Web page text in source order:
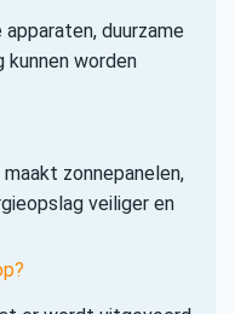
duurzame
worden
zonnepanelen,
veiliger en